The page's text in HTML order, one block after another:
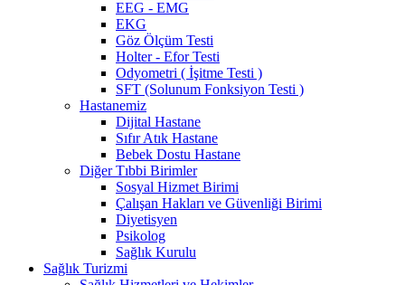
EEG - EMG
EKG
Göz Ölçüm Testi
Holter - Efor Testi
Odyometri ( İşitme Testi )
SFT (Solunum Fonksiyon Testi )
Hastanemiz
Dijital Hastane
Sıfır Atık Hastane
Bebek Dostu Hastane
Diğer Tıbbi Birimler
Sosyal Hizmet Birimi
Çalışan Hakları ve Güvenliği Birimi
Diyetisyen
Psikolog
Sağlık Kurulu
Sağlık Turizmi